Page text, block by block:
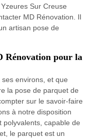
Sur Creuse
MD Rénovation. Il
artisan pose de
Rénovation pour la
environs, et que
la pose de parquet de
sur le savoir-faire
à notre disposition
polyvalents, capable de
le parquet est un